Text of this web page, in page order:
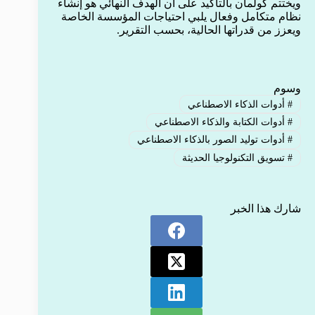
ويختتم كولمان بالتأكيد على أن الهدف النهائي هو إنشاء
نظام متكامل وفعال يلبي احتياجات المؤسسة الخاصة
ويعزز من قدراتها الحالية، بحسب التقرير.
وسوم
#أدوات الذكاء الاصطناعي
#أدوات الكتابة والذكاء الاصطناعي
#أدوات توليد الصور بالذكاء الاصطناعي
#تسويق التكنولوجيا الحديثة
شارك هذا الخبر